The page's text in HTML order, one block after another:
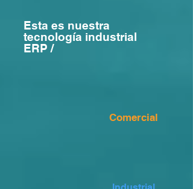
Comercial
Esta es nuestra
tecnología industrial
ERP /